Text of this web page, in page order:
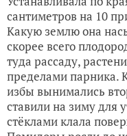
сантиметров на 10
Какую землю она
скорее всего
туда рассаду,
пределами парника.
избы вынимались
ставили на зиму для
стёклами клала